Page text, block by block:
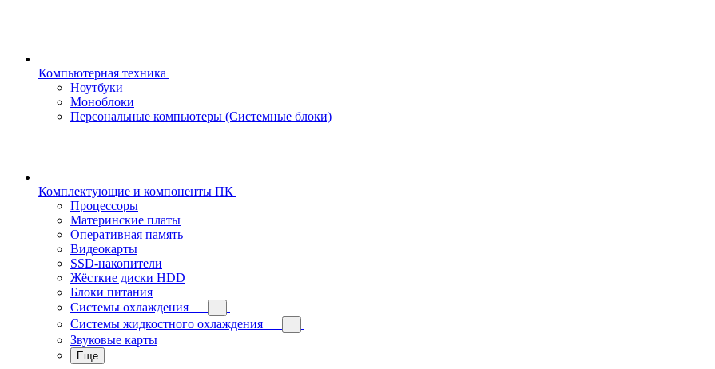
Компьютерная техника
Ноутбуки
Моноблоки
Персональные компьютеры (Системные блоки)
Комплектующие и компоненты ПК
Процессоры
Материнские платы
Оперативная память
Видеокарты
SSD-накопители
Жёсткие диски HDD
Блоки питания
Системы охлаждения
Системы жидкостного охлаждения
Звуковые карты
Еще